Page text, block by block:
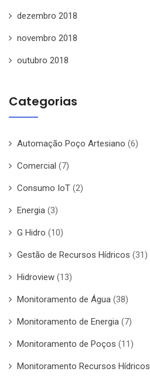
dezembro 2018
novembro 2018
outubro 2018
Categorias
Automação Poço Artesiano (6)
Comercial (7)
Consumo IoT (2)
Energia (3)
G Hidro (10)
Gestão de Recursos Hídricos (31)
Hidroview (13)
Monitoramento de Água (38)
Monitoramento de Energia (7)
Monitoramento de Poços (11)
Monitoramento Recursos Hídricos